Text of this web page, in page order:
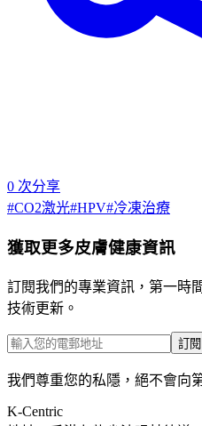
0 次分享
#CO2激光#HPV#冷凍治療
獲取更多皮膚健康資訊
訂閱我們的專業資訊，第一時
技術更新。
訂閱
我們尊重您的私隱，絕不會向
K-Centric